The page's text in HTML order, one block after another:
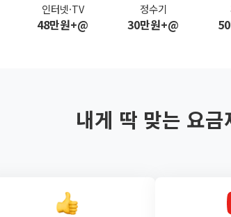
인터넷·TV
48만원+@
정수기
30만원+@
내게 딱 맞는 요금